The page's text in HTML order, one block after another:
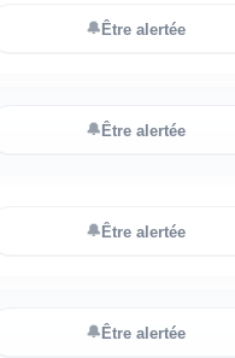
🔔Être alertée
🔔Être alertée
🔔Être alertée
🔔Être alertée